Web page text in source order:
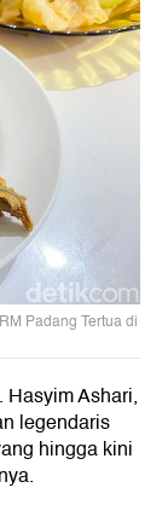
Padang Tertua di
Ashari,
legendaris
hingga kini